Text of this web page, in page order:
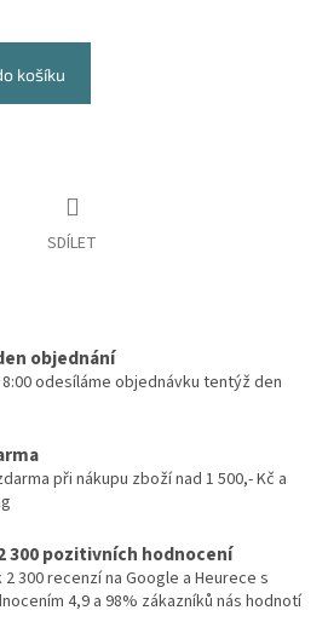
košíku
SDÍLET
objednání
odesíláme objednávku tentýž den
při nákupu zboží nad 1 500,- Kč a
300 pozitivních hodnocení
300 recenzí na Google a Heurece s
4,9 a 98% zákazníků nás hodnotí